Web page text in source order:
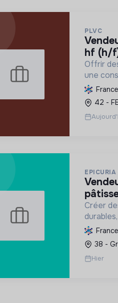
PLVC
vendeur en produits biologiques
hf (h/
Offrir
une
filière
impact
42 -
EPICURIA
vendeur en boulangerie-
Créer
38 -
Hier